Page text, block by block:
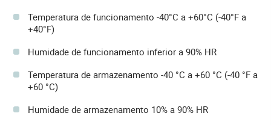
Temperatura de funcionamento -40°C a +60°C (-40°F a
+40°F)
Humidade de funcionamento inferior a 90% HR
Temperatura de armazenamento -40 °C a +60 °C (-40 °F a
+60 °C)
Humidade de armazenamento 10% a 90% HR